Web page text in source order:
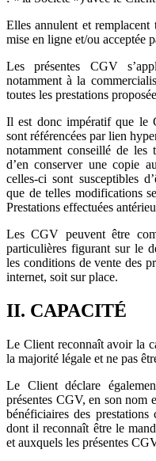
Elles annulent et remplacent
mise en ligne et/ou acceptée
Les présentes CGV
notamment à la
toutes les prestations
Il est donc impératif que le
sont référencées par lien
notamment conseillé de les
d’en conserver une copie
celles-ci sont susceptibles
que de telles modifications
Prestations effectuées
Les CGV peuvent être
particulières figurant sur le
les conditions de vente des
internet, soit sur place.
II. CAPACITÉ
Le Client reconnaît avoir la
la majorité légale et ne pas
Le Client déclare
présentes CGV, en son nom
bénéficiaires des
dont il reconnaît être le
et auxquels les présentes